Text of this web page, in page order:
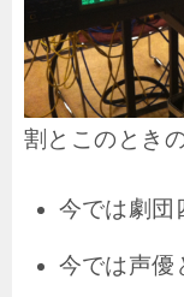
割とこのとき
今では劇団
今では声優